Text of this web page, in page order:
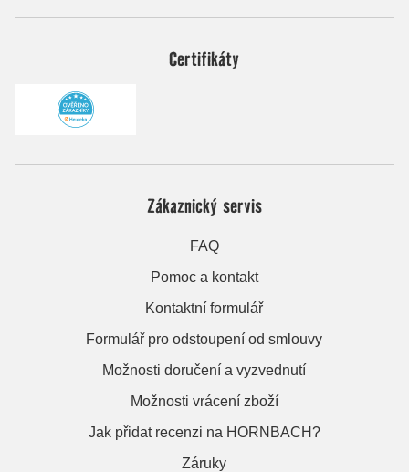
Certifikáty
Zákaznický servis
FAQ
Pomoc a kontakt
Kontaktní formulář
Formulář pro odstoupení od smlouvy
Možnosti doručení a vyzvednutí
Možnosti vrácení zboží
Jak přidat recenzi na HORNBACH?
Záruky